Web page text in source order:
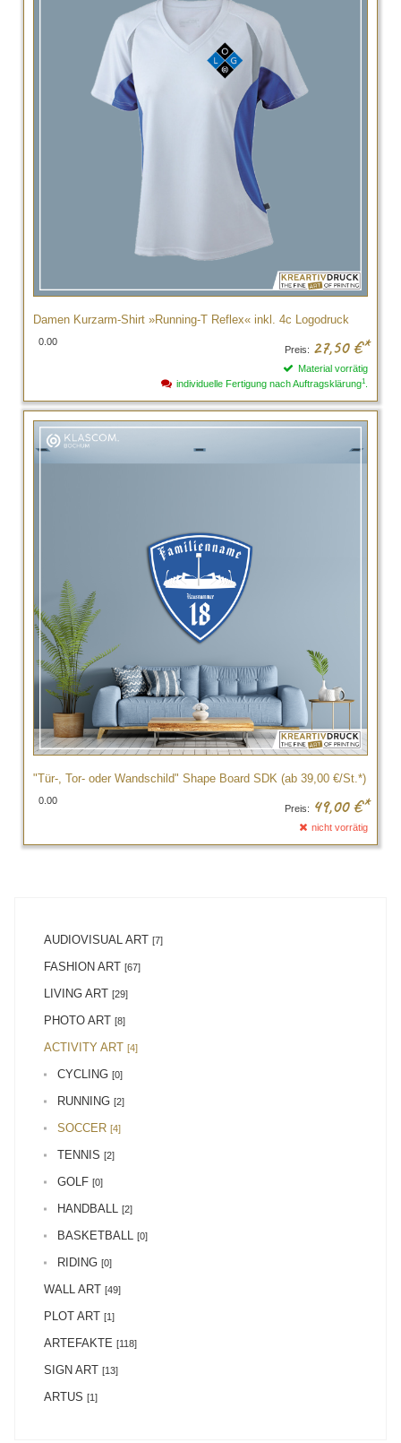
Damen Kurzarm-Shirt »Running-T Reflex« inkl. 4c Logodruck
0.00
Preis: 27,50 €*
Material vorrätig
individuelle Fertigung nach Auftragsklärung1
"Tür-, Tor- oder Wandschild" Shape Board SDK (ab 39,00 €/St.*)
0.00
Preis: 49,00 €*
nicht vorrätig
AUDIOVISUAL ART [7]
FASHION ART [67]
LIVING ART [29]
PHOTO ART [8]
ACTIVITY ART [4]
CYCLING [0]
RUNNING [2]
SOCCER [4]
TENNIS [2]
GOLF [0]
HANDBALL [2]
BASKETBALL [0]
RIDING [0]
WALL ART [49]
PLOT ART [1]
ARTEFAKTE [118]
SIGN ART [13]
ARTUS [1]